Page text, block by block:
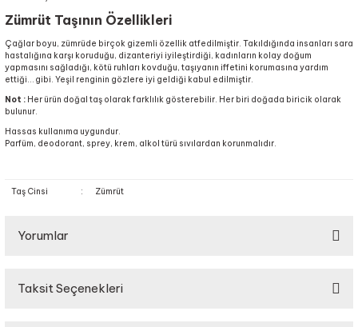
Zümrüt Taşının Özellikleri
Çağlar boyu, zümrüde birçok gizemli özellik atfedilmiştir. Takıldığında insanları sara
hastalığına karşı koruduğu, dizanteriyi iyileştirdiği, kadınların kolay doğum
yapmasını sağladığı, kötü ruhları kovduğu, taşıyanın iffetini korumasına yardım
ettiği… gibi. Yeşil renginin gözlere iyi geldiği kabul edilmiştir.
Not : Her ürün doğal taş olarak farklılık gösterebilir. Her biri doğada biricik olarak
bulunur.
Hassas kullanıma uygundur.
Parfüm, deodorant, sprey, krem, alkol türü sıvılardan korunmalıdır.
Taş Cinsi : Zümrüt
Yorumlar
Taksit Seçenekleri